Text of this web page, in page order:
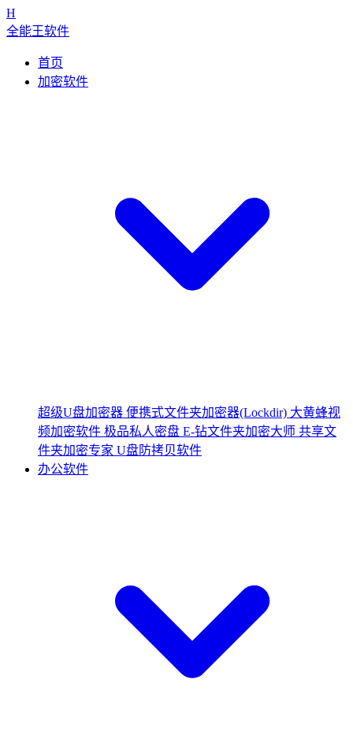
H
全能王软件
首页
加密软件
超级U盘加密器 便携式文件夹加密器(Lockdir) 大黄蜂视
频加密软件 极品私人密盘 E-钻文件夹加密大师 共享文
件夹加密专家 U盘防拷贝软件
办公软件